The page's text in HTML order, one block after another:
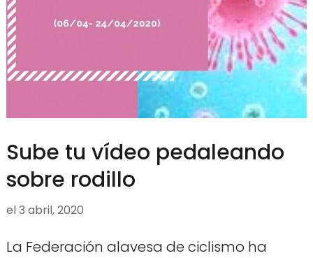
Sube tu vídeo pedaleando
sobre rodillo
el3 abril, 2020
La Federación alavesa de ciclismo ha